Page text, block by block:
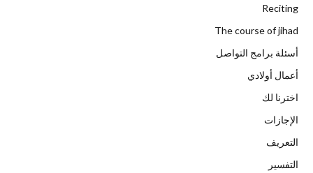
Reciting
The course of jihad
أسئلة برامج التواصل
أعمال أولادي
اخترنا لك
الإجازات
التعريف
التفسير